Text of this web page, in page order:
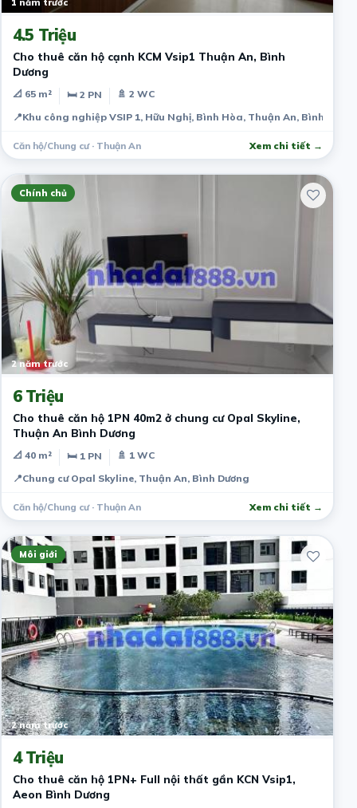
4.5 Triệu
Cho thuê căn hộ cạnh KCM Vsip1 Thuận An, Bình
Dương
📐 65 m² 🛏 2 PN
🚿 2 WC
📍Khu công nghiệp VSIP 1, Hữu Nghị, Bình Hòa, Thuận An, Bình
Căn hộ/Chung cư · Thuận An Xem chi tiết →
Chính chủ
2 năm trước
6 Triệu
Cho thuê căn hộ 1PN 40m2 ở chung cư Opal Skyline,
Thuận An Bình Dương
📐 40 m² 🛏 1 PN
🚿 1 WC
📍Chung cư Opal Skyline, Thuận An, Bình Dương
Căn hộ/Chung cư · Thuận An Xem chi tiết →
Môi giới
2 năm trước
4 Triệu
Cho thuê căn hộ 1PN+ Full nội thất gần KCN Vsip1,
Aeon Bình Dương